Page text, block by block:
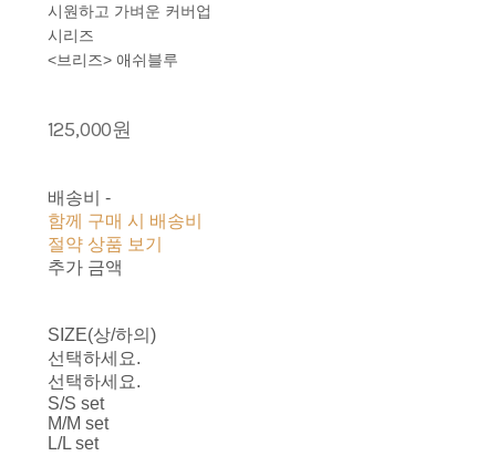
시원하고 가벼운 커버업
시리즈
<브리즈> 애쉬블루
125,000원
배송비 -
함께 구매 시 배송비
절약 상품 보기
추가 금액
SIZE(상/하의)
선택하세요.
선택하세요.
S/S set
M/M set
L/L set